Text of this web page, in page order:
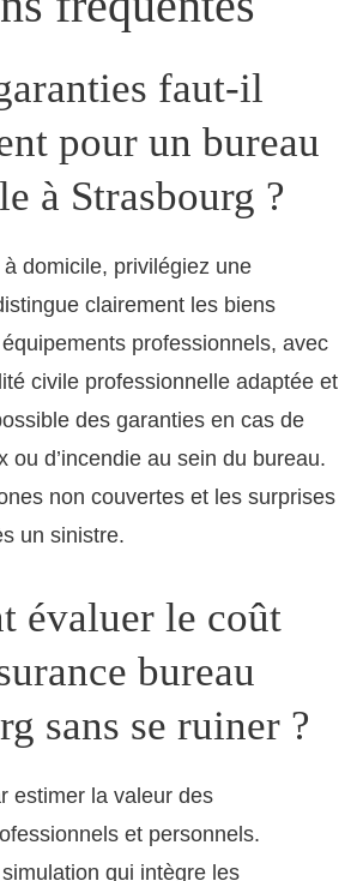
faut-il
pour un bureau
à Strasbourg ?
domicile, privilégiez une
clairement les biens
professionnels, avec
civile professionnelle adaptée et
des garanties en cas de
ou d’incendie au sein du bureau.
non couvertes et les surprises
un sinistre.
évaluer le coût
bureau
sans se ruiner ?
estimer la valeur des
et personnels.
qui intègre les